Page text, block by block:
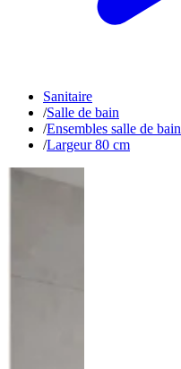
Sanitaire
/Salle de bain
/Ensembles salle de bain
/Largeur 80 cm